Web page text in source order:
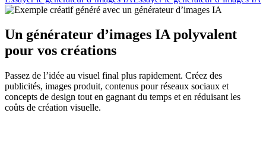
Un générateur d’images IA polyvalent
pour vos créations
Passez de l’idée au visuel final plus rapidement. Créez des
publicités, images produit, contenus pour réseaux sociaux et
concepts de design tout en gagnant du temps et en réduisant les
coûts de création visuelle.